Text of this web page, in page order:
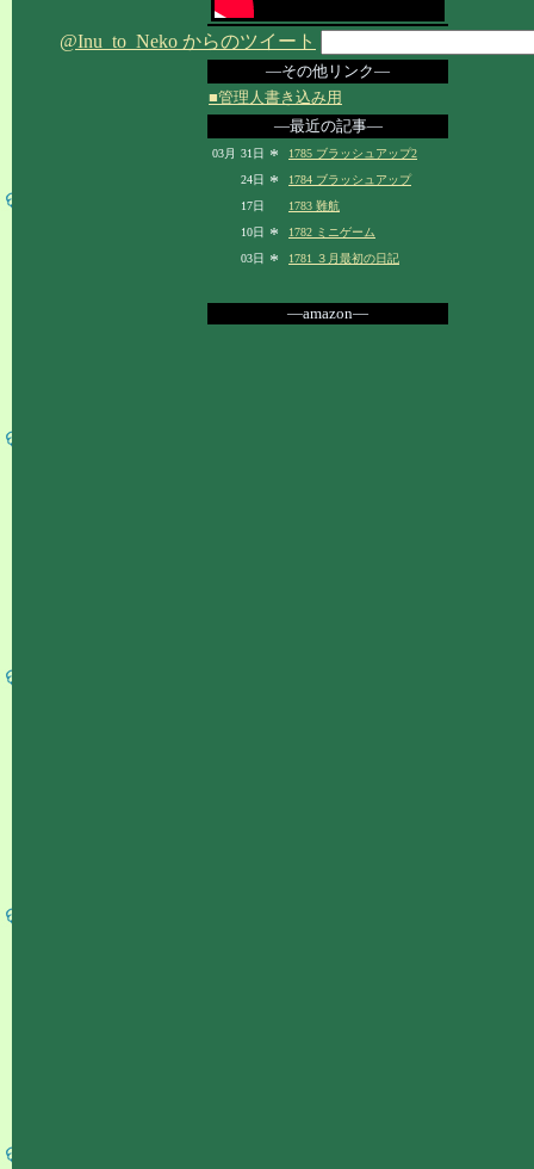
@Inu_to_Neko からのツイート
―その他リンク―
■管理人書き込み用
―最近の記事―
03月 31日 *
1785 ブラッシュアップ2
24日
*
1784 ブラッシュアップ
17日
1783 難航
10日
*
1782 ミニゲーム
03日
* 1781 ３月最初の日記
―amazon―